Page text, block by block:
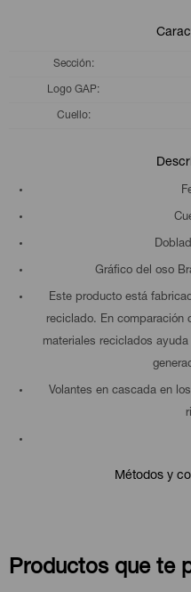
Sección
Logo GAP
Cuello
Gráfico del oso
Este producto está
reciclado. En comparación
materiales reciclados
Volantes en cascada en
Métodos y
Productos que te